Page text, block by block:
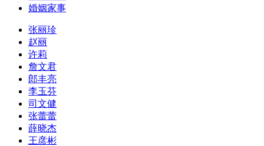
婚姻家事
张丽珍
赵丽
许莉
詹文君
郎丰亮
李玉芬
司文健
张蕾蕾
薛晓杰
王彦彬